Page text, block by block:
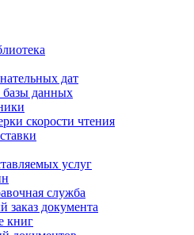
дат
базы данных
скорости чтения
услуг
служба
заказ документа
книг